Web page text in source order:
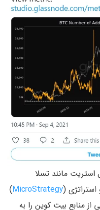
مانند تسلا
(
MicroStrategy
)
از منابع بیت کوین را به